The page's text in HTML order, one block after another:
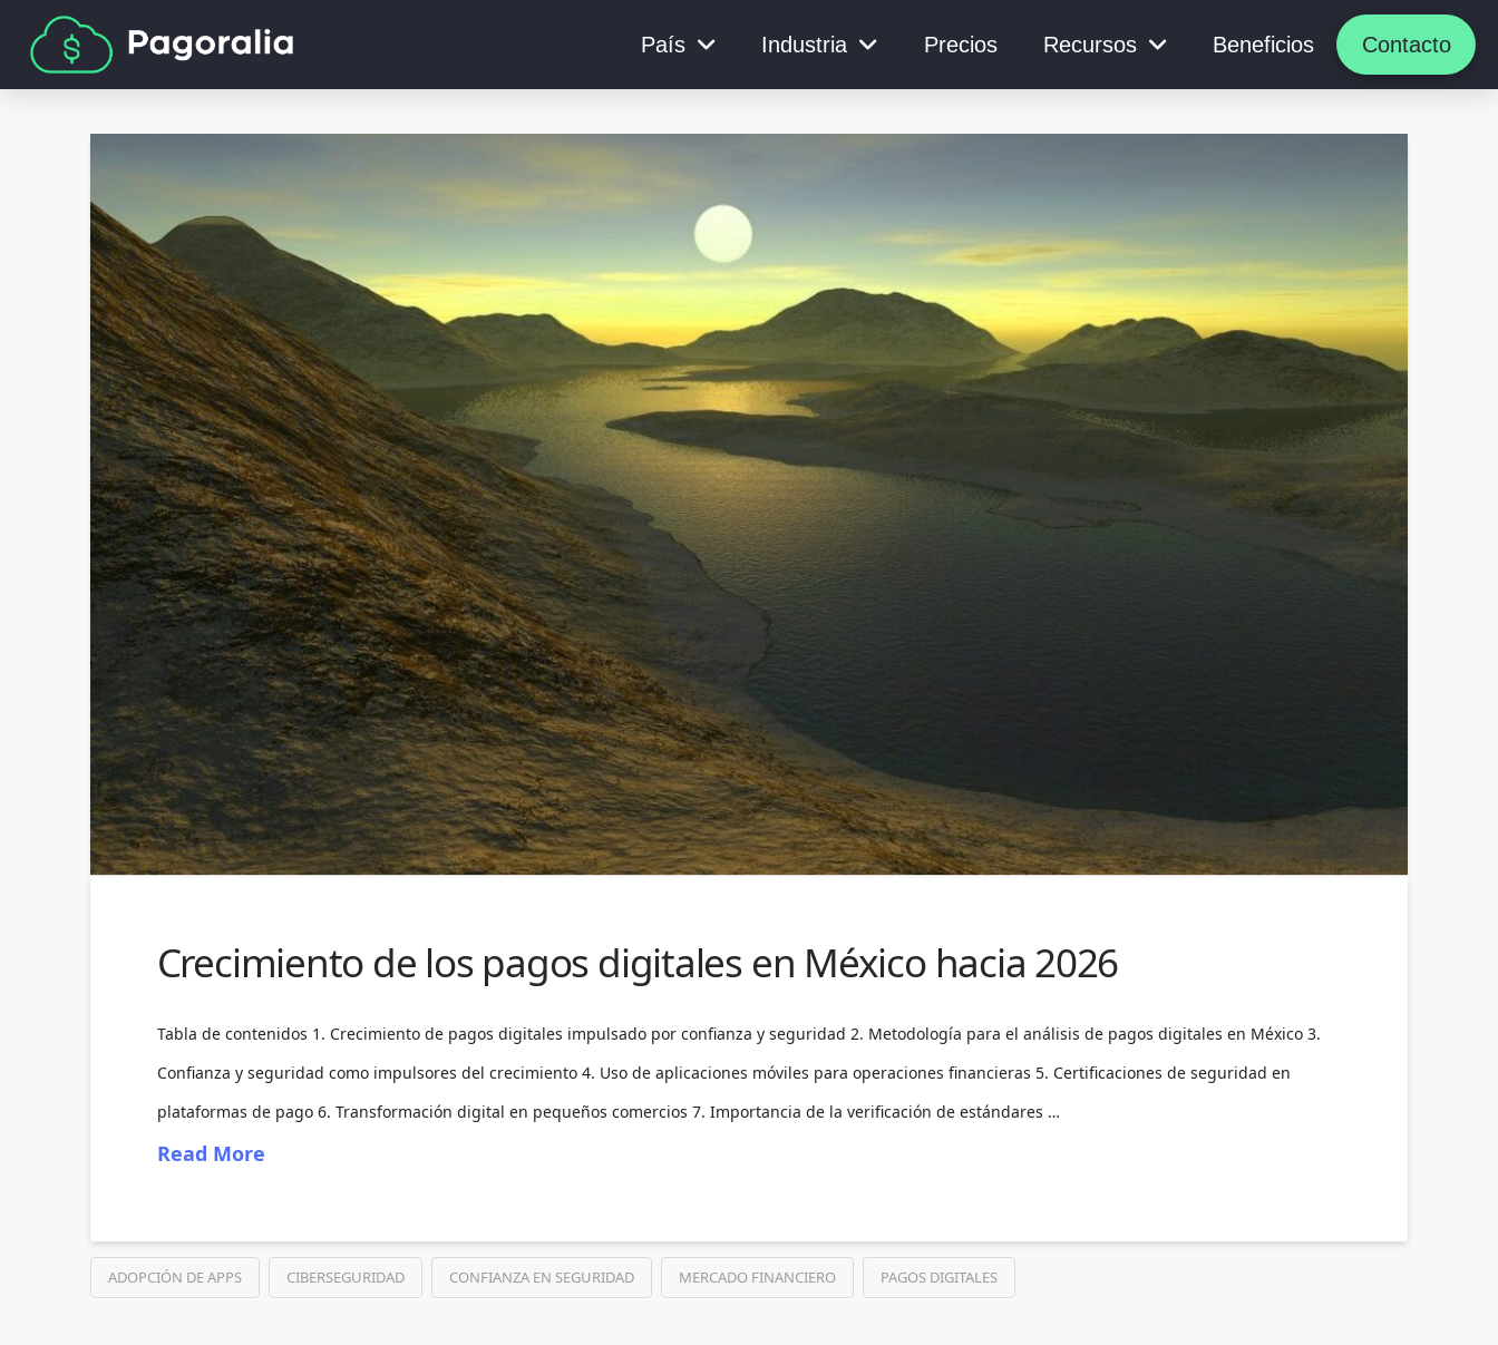
País Industria Precios Recursos Beneficios Contacto
Crecimiento de los pagos digitales en México hacia 2026
Tabla de contenidos 1. Crecimiento de pagos digitales impulsado por confianza y seguridad 2. Metodología para el análisis de pagos digitales en México 3.
Confianza y seguridad como impulsores del crecimiento 4. Uso de aplicaciones móviles para operaciones financieras 5. Certificaciones de seguridad en
plataformas de pago 6. Transformación digital en pequeños comercios 7. Importancia de la verificación de estándares …
Read More
ADOPCIÓN DE APPS CIBERSEGURIDAD CONFIANZA EN SEGURIDAD MERCADO FINANCIERO PAGOS DIGITALES